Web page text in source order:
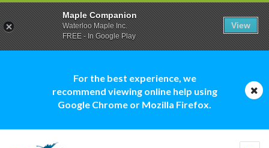
For the best experience, we
recommend viewing online help using
Google Chrome or Mozilla Firefox.
Maple Companion
Waterloo Maple Inc.
FREE - In Google Play
View